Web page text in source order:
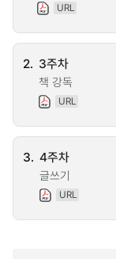
URL
2. 3주차
책 강독
URL
3. 4주차
글쓰기
URL